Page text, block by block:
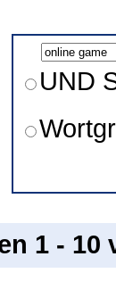
UND
1 - 10